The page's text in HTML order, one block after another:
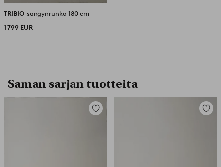
TRIBIO sängynrunko 180 cm
1 799 EUR
Saman sarjan tuotteita
Lisää
Lisää